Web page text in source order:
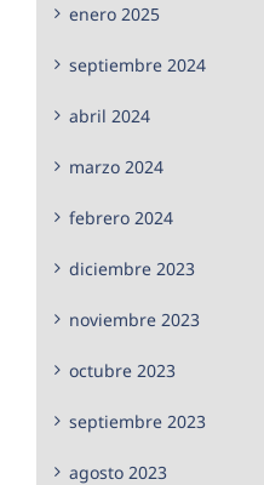
enero 2025
septiembre 2024
abril 2024
marzo 2024
febrero 2024
diciembre 2023
noviembre 2023
octubre 2023
septiembre 2023
agosto 2023